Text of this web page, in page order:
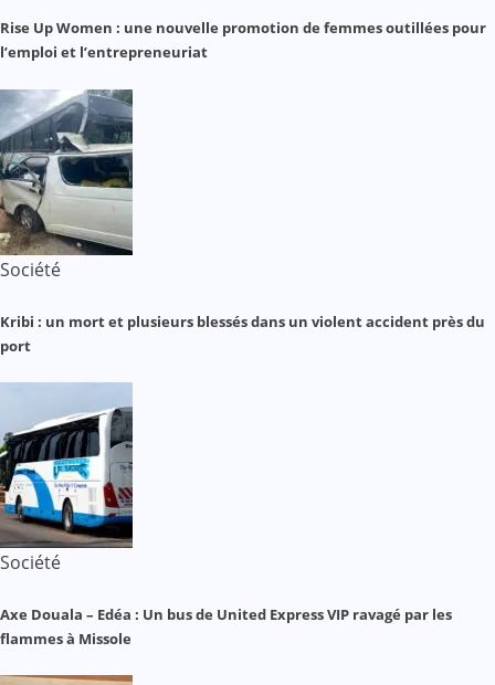
Rise Up Women : une nouvelle promotion de femmes outillées pour
l’emploi et l’entrepreneuriat
Société
Kribi : un mort et plusieurs blessés dans un violent accident près du
port
Société
Axe Douala – Edéa : Un bus de United Express VIP ravagé par les
flammes à Missole